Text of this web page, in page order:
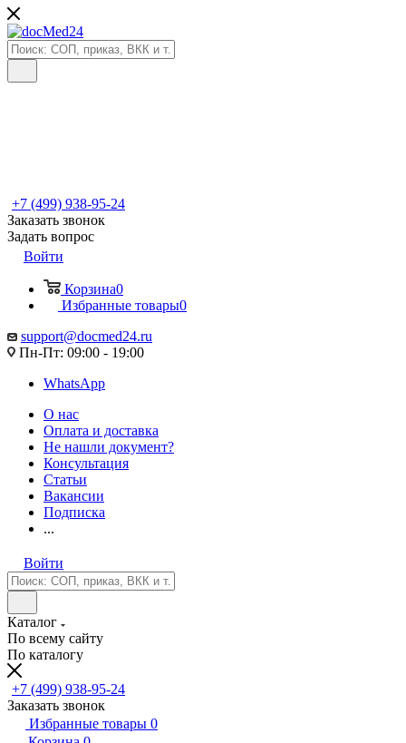
+7 (499) 938-95-24
Заказать звонок
Задать вопрос
Войти
Корзина0
Избранные товары0
support@docmed24.ru
Пн-Пт: 09:00 - 19:00
WhatsApp
О нас
Оплата и доставка
Не нашли документ?
Консультация
Статьи
Вакансии
Подписка
...
Войти
Каталог
По всему сайту
По каталогу
+7 (499) 938-95-24
Заказать звонок
Избранные товары 0